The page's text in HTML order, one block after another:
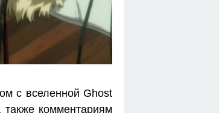
с вселенной Ghost
комментариям